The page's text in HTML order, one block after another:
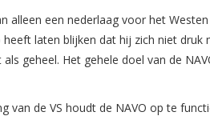
alleen een nederlaag voor het
laten blijken dat hij zich niet
geheel. Het gehele doel van de
van de VS houdt de NAVO op te